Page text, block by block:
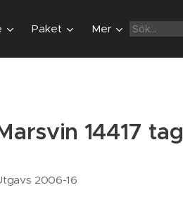
Paket Mer
14417 tag
2006-16